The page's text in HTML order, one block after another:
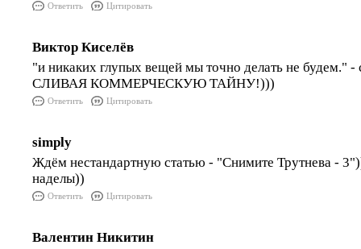
Ответить Цитировать
Виктор Киселёв
"и никаких глупых вещей мы точно делать не будем." -
СЛИВАЯ КОММЕРЧЕСКУЮ ТАЙНУ!)))
Ответить Цитировать
simply
Ждём нестандартную статью - "Снимите Трутнева -
наделы))
Ответить Цитировать
Валентин Никитин